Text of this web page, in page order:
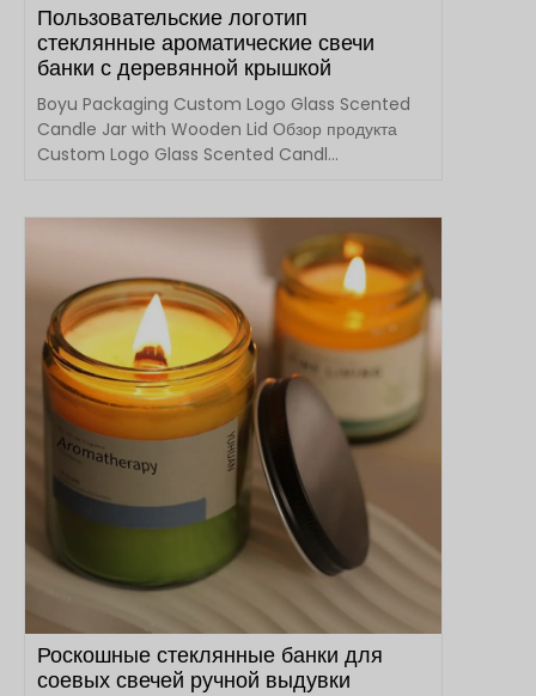
Пользовательские логотип
стеклянные ароматические свечи
банки с деревянной крышкой
Boyu Packaging Custom Logo Glass Scented
Candle Jar with Wooden Lid Обзор продукта
Custom Logo Glass Scented Candl...
Роскошные стеклянные банки для
соевых свечей ручной выдувки